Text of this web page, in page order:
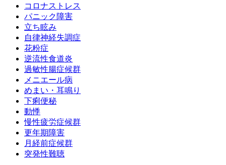
コロナストレス
パニック障害
立ち眩み
自律神経失調症
花粉症
逆流性食道炎
過敏性腸症候群
メニエール病
めまい・耳鳴り
下痢便秘
動悸
慢性疲労症候群
更年期障害
月経前症候群
突発性難聴